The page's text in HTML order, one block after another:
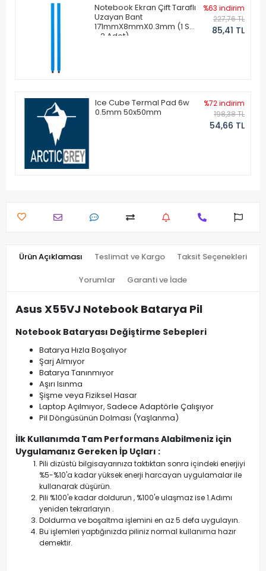
Notebook Ekran Çift Taraflı
Uzayan Bant
171mmX8mmX0.3mm (1 Set
- 2 Adet)
%63 indirim
227,76 TL
85,41 TL
Ice Cube Termal Pad 6w
0.5mm 50x50mm
%72 indirim
198,38 TL
54,66 TL
Ürün Açıklaması Teslimat ve Kargo Taksit Seçenekleri
Yorumlar Garanti ve İade
Asus X55VJ Notebook Batarya Pil
Notebook Bataryası Değiştirme Sebepleri
Batarya Hızla Boşalıyor
Şarj Almıyor
Batarya Tanınmıyor
Aşırı Isınma
Şişme veya Fiziksel Hasar
Laptop Açılmıyor, Sadece Adaptörle Çalışıyor
Pil Döngüsünün Dolması (Yaşlanma)
İlk Kullanımda Tam Performans Alabilmeniz için
Uygulamanız Gereken İp Uçları :
Pili dizüstü bilgisayarınıza taktıktan sonra içindeki enerjiyi
%5-%10'a kadar yüksek enerji harcayan uygulamalar ile
kullanarak düşürün.
Pili %100'e kadar doldurun , %100'e ulaşmaz ise 1.Adımı
yeniden tekrarlaryın .
Doldurma ve boşaltma işlemini en az 5 defa uygulayın.
Bu işlemleri yaptığınızda piliniz normal kullanıma hazır
demektir.